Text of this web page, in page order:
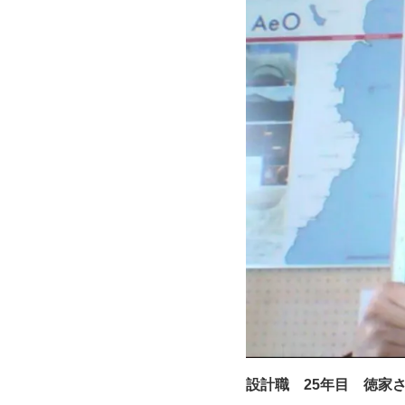
設計職 25年目 徳家